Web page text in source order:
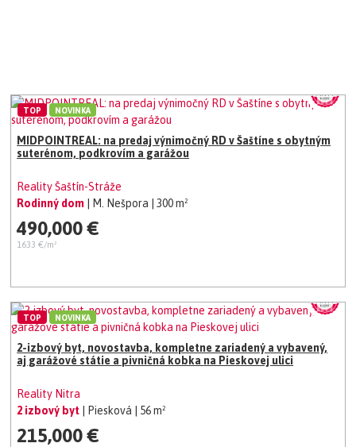
MIDPOINTREAL: na predaj výnimočný RD v Šaštíne s obytným
suterénom, podkrovím a garážou
Reality Šaštín-Stráže
Rodinný dom
| M. Nešpora | 300 m²
490,000 €
1633 €/m²
TOP NOVINKA
2-izbový byt, novostavba, kompletne zariadený a vybavený,
aj garážové státie a pivničná kobka na Pieskovej ulici
Reality Nitra
2 izbový byt
| Piesková | 56 m²
215,000 €
TOP NOVINKA